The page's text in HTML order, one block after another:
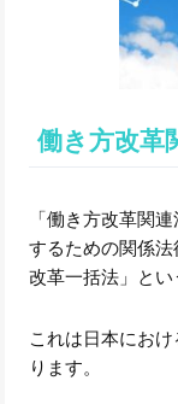
働き方改革
「働き方改革関
するための関係
改革一括法」とい
これは日本にお
ります。